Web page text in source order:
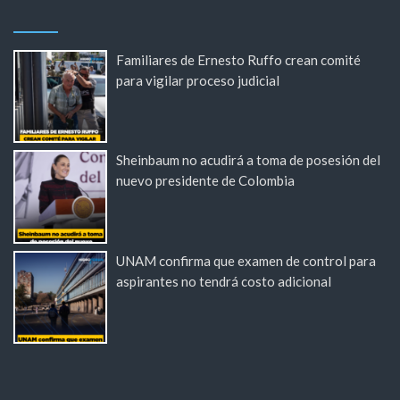
Familiares de Ernesto Ruffo crean comité
para vigilar proceso judicial
Sheinbaum no acudirá a toma de posesión del
nuevo presidente de Colombia
UNAM confirma que examen de control para
aspirantes no tendrá costo adicional